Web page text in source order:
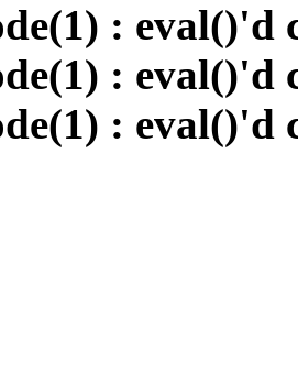
: eval()'d
: eval()'d
: eval()'d